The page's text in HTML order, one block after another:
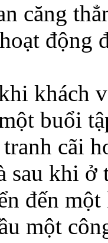
căng
động
khách
buổi
cãi
sau khi ở
đến
một